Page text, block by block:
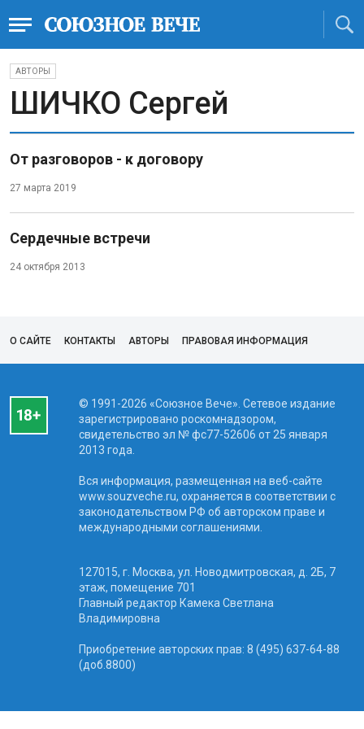
АВТОРЫ
ШИЧКО Сергей
От разговоров - к договору
27 марта 2019
Сердечные встречи
24 октября 2013
О САЙТЕ КОНТАКТЫ АВТОРЫ ПРАВОВАЯ ИНФОРМАЦИЯ
© 1991-2026 «Союзное Вече». Сетевое издание
зарегистрировано роскомнадзором,
свидетельство эл № фc77-52606 от 25 января
2013 года.
Вся информация, размещенная на веб-сайте
www.souzveche.ru, охраняется в соответствии с
законодательством РФ об авторском праве и
международными соглашениями.
127015, г. Москва, ул. Новодмитровская, д. 2Б, 7
этаж, помещение 701
Главный редактор Камека Светлана
Владимировна
Приобретение авторских прав: 8 (495) 637-64-88
(доб.8800)